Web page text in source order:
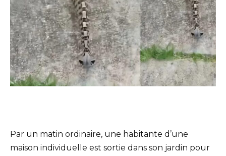
Par un matin ordinaire, une habitante d’une
maison individuelle est sortie dans son jardin pour